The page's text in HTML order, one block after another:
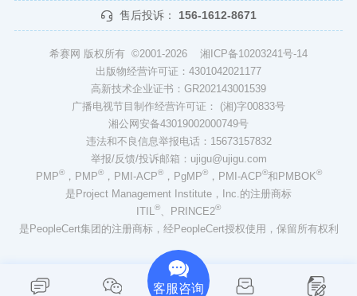
售后投诉： 156-1612-8671
希赛网 版权所有 ©2001-2026 湘ICP备10203241号-14
出版物经营许可证：4301042021177
高新技术企业证书：GR202143001539
广播电视节目制作经营许可证： (湘)字00833号
湘公网安备43019002000749号
违法和不良信息举报电话：15673157832
举报/反馈/投诉邮箱：ujigu@ujigu.com
PMP®，PMP®，PMI-ACP®，PgMP®，PMI-ACP®和PMBOK®
是Project Management Institute，Inc.的注册商标
ITIL ® 、PRINCE2®
是PeopleCert集团的注册商标，经PeopleCert授权使用，保留所有权利
客服咨询